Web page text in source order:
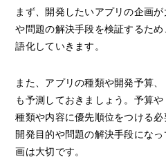
まず、開発したいアプリの企画
や問題の解決手段を検証するた
語化していきます。
また、アプリの種類や開発予算
も予測しておきましょう。予算
種類や内容に優先順位をつける
開発目的や問題の解決手段にな
画は大切です。